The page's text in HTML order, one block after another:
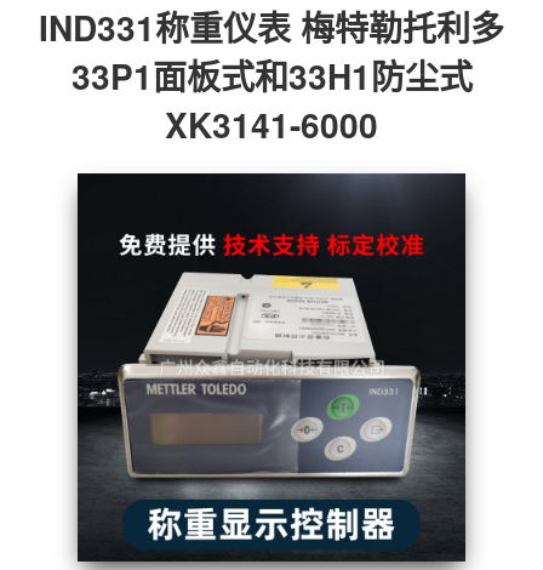
IND331称重仪表 梅特勒托利多
33P1面板式和33H1防尘式
XK3141-6000